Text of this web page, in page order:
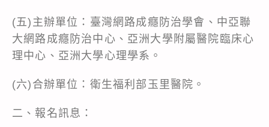
(五)主辦單位：臺灣網路成癮防治學會、中亞聯
大網路成癮防治中心、亞洲大學附屬醫院臨床心
理中心、亞洲大學心理學系。
(六)合辦單位：衛生福利部玉里醫院。
二、報名訊息：